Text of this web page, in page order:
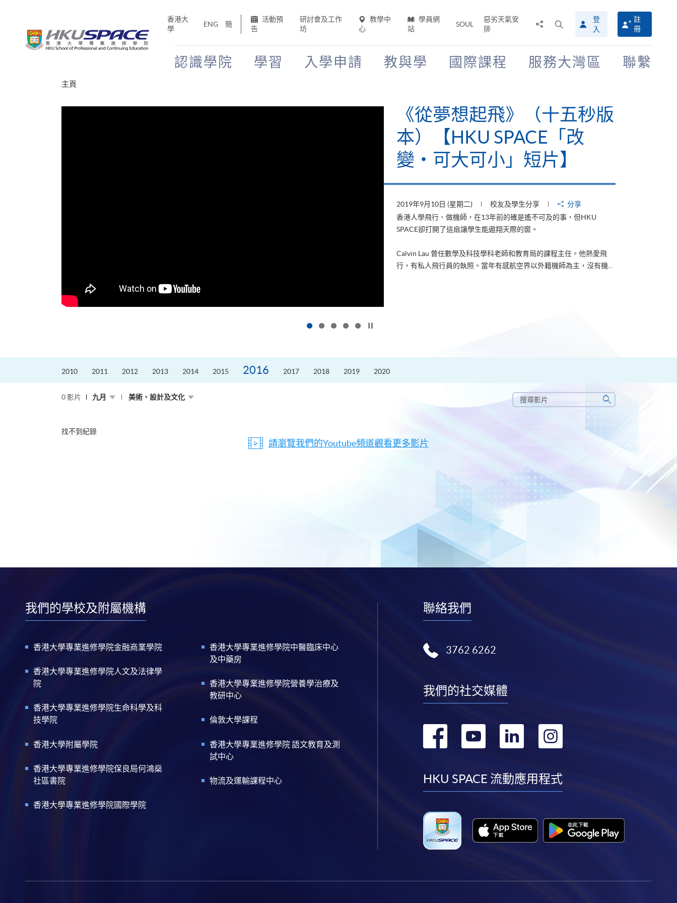
香港大
學
ENG 簡
活動預
告
研討會及工作
坊
教學中
心
學員網
站
SOUL
惡劣天氣安
排
搜
尋
介
登
入
註
冊
認識學院 學習 入學申請 教與學 國際課程 服務大灣區 聯繫
主頁
《從夢想起飛》（十五秒版
本）【HKU SPACE「改
變‧可大可小」短片】
2019年9月10日 (星期二) 校友及學生分享
分享
香港人學飛行、做機師，在13年前的確是遙不可及的事，但HKU
SPACE卻打開了這扇讓學生能遨翔天際的窗。
Calvin Lau 曾任數學及科技學科老師和教育局的課程主任。他熱愛飛
行，有私人飛行員的執照。當年有感航空界以外籍機師為主，沒有機...
2010 2011 2012 2013 2014 2015 2016 2017 2018 2019 2020
0 影片 九月 美術、設計及文化
搜
尋
搜
尋
找不到紀錄
請瀏覽我們的Youtube頻道觀看更多影片
我們的學校及附屬機構
香港大學專業進修學院金融商業學院
香港大學專業進修學院人文及法律學
院
香港大學專業進修學院生命科學及科
技學院
香港大學附屬學院
香港大學專業進修學院保良局何鴻燊
社區書院
香港大學專業進修學院國際學院
香港大學專業進修學院中醫臨床中心
及中藥房
香港大學專業進修學院營養學治療及
教研中心
倫敦大學課程
香港大學專業進修學院 語文教育及測
試中心
物流及運輸課程中心
聯絡我們
3762 6262
我們的社交媒體
轉
facebook
轉
youtube
轉
linkedin
轉
instagram
HKU SPACE 流動應用程式